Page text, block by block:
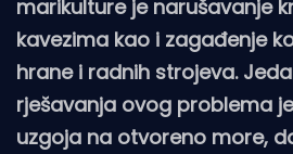
marikulture je narušavanje
kavezima kao i zagađenje
hrane i radnih strojeva.
rješavanja ovog problema
uzgoja na otvoreno more,